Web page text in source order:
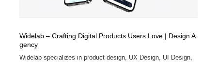
Widelab – Crafting Digital Products Users Love | Design A
gency
Widelab specializes in product design, UX Design, UI Design,